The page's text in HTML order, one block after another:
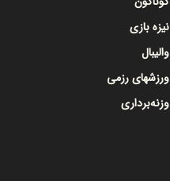
نیزه بازی
والیبال
ورزشهای رزمی
وزنه‌برداری